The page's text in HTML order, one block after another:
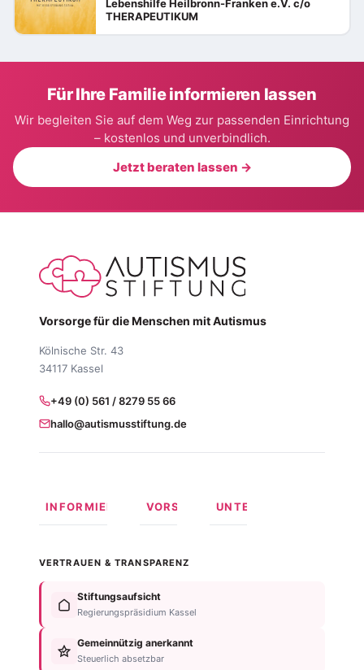
Lebenshilfe Heilbronn-Franken e.V. c/o
THERAPEUTIKUM
Für Ihre Familie informieren lassen
Wir begleiten Sie auf dem Weg zur passenden Einrichtung
– kostenlos und unverbindlich.
Jetzt beraten lassen →
Vorsorge für die Menschen mit Autismus
Kölnische Str. 43
34117 Kassel
+49 (0) 561 / 8279 55 66
hallo@autismusstiftung.de
INFORMIEREN
Formen
Autismus
Anzeichen
Diagnose
VORSORGEN
Behindertentestament
Im
Testament
Nachlassplanung
Zustiftung
UNTERSTÜTZEN
VERTRAUEN & TRANSPARENZ
Stiftungsaufsicht
Regierungspräsidium Kassel
Gemeinnützig anerkannt
Steuerlich absetzbar